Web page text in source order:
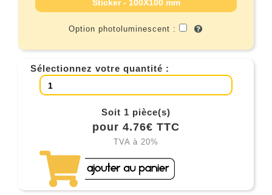
Sticker - 100X100 mm
Option photoluminescent :
Sélectionnez votre quantité :
Soit 1 pièce(s)
pour 4.76€ TTC
TVA à 20%